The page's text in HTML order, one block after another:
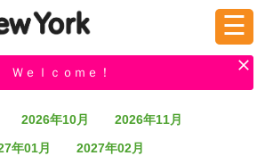
報 教えて！
☰
Ｗｅｌｃｏｍｅ！
2026年10月
2026年11月
年01月 2027年02月